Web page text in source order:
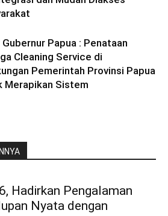
Papua : Penataan
Cleaning Service di
Pemerintah Provinsi Papua
Merapikan Sistem
Hadirkan Pengalaman
Nyata dengan